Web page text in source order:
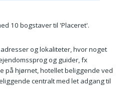
10 bogstaver til 'Placeret'.
adresser og lokaliteter, hvor noget
og guider, fx
på hjørnet, hotellet beliggende ved
centralt med let adgang til